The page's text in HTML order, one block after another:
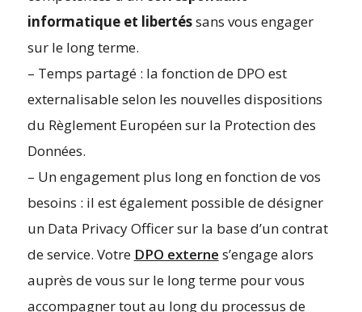
informatique et libertéssans vous engager
sur le long terme.
– Temps partagé : la fonction de DPO est
externalisable selon les nouvelles dispositions
du Règlement Européen sur la Protection des
Données.
– Un engagement plus long en fonction de vos
besoins : il est également possible de désigner
un Data Privacy Officer sur la base d’un contrat
de service. Votre DPO externe s’engage alors
auprès de vous sur le long terme pour vous
accompagner tout au long du processus de